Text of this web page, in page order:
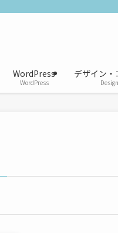
WordPress
WordPress
デザイン・